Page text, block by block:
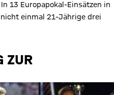
13 Europapokal-Einsätzen in
einmal 21-Jährige drei
ZUR